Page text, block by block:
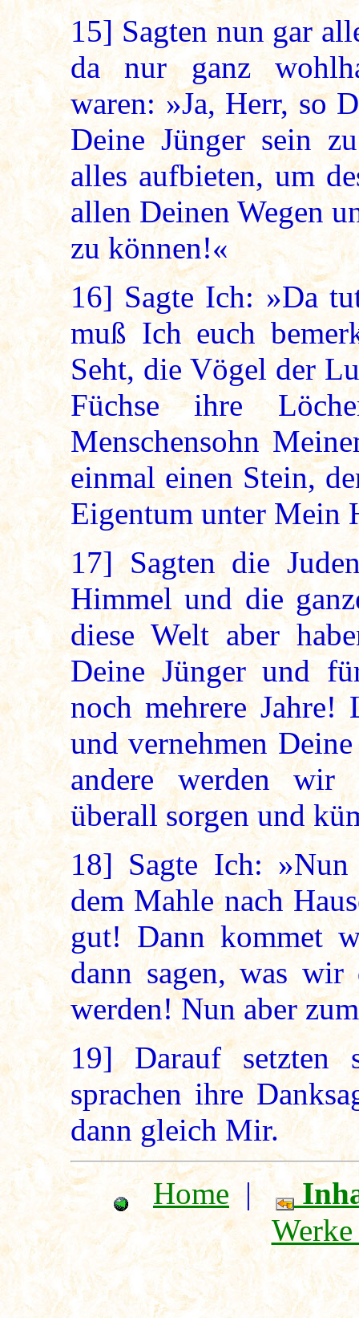
15] Sagten nun gar
da nur ganz
waren: »Ja, Herr, so
Deine Jünger sein
alles aufbieten, um
allen Deinen Wegen
zu können!«
16] Sagte Ich: »Da
muß Ich euch
Seht, die Vögel der
Füchse ihre
Menschensohn
einmal einen Stein,
Eigentum unter Mein
17] Sagten die
Himmel und die
diese Welt aber
Deine Jünger und
noch mehrere
und vernehmen
andere werden wir
überall sorgen und
18] Sagte Ich:
dem Mahle nach
gut! Dann kommet
dann sagen, was wir
werden! Nun aber
19]Darauf setzten
sprachen ihre
dann gleich Mir.
Home|